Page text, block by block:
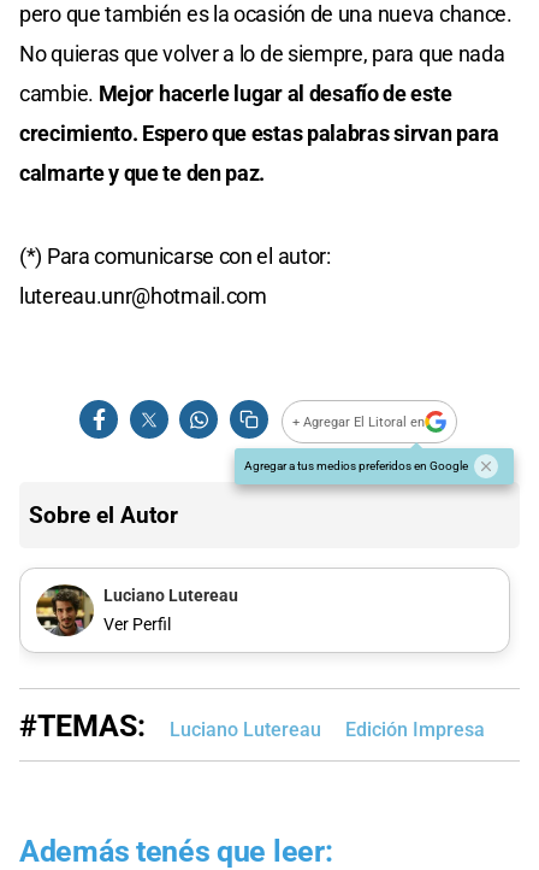
pero que también es la ocasión de una nueva chance.
No quieras que volver a lo de siempre, para que nada
cambie. Mejor hacerle lugar al desafío de este
crecimiento. Espero que estas palabras sirvan para
calmarte y que te den paz.
(*) Para comunicarse con el autor:
lutereau.unr@hotmail.com
+ Agregar El Litoral en
Agregar a tus medios preferidos en Google
Sobre el Autor
Luciano Lutereau
Ver Perfil
#TEMAS: Luciano Lutereau Edición Impresa
Además tenés que leer: